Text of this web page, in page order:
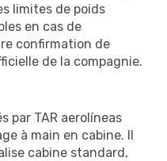
limites de poids
en cas de
confirmation de
de la compagnie.
par TAR aerolíneas
à main en cabine. Il
cabine standard,